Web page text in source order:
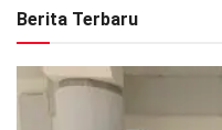
Berita Terbaru